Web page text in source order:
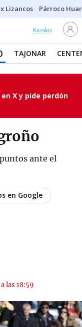
Lizancos Párroco
Kiosko
TAJONAR
X y pide perdón
ante el
las 18:59
en Google